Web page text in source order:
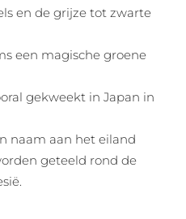
en de grijze tot zwarte
een magische groene
gekweekt in Japan in
naam aan het eiland
geteeld rond de